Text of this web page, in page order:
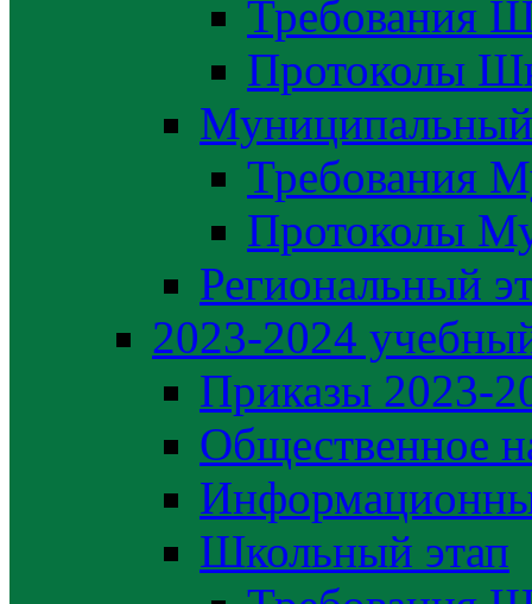
Требования
Протоколы
Муниципальный
Требования
Протоколы
Региональный
2023-2024
Приказы 2023-
Общественное
Школьный этап